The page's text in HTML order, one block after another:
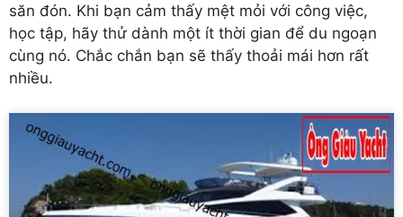
săn đón. Khi bạn cảm thấy mệt mỏi với công việc,
học tập, hãy thử dành một ít thời gian để du ngoạn
cùng nó. Chắc chắn bạn sẽ thấy thoải mái hơn rất
nhiều.